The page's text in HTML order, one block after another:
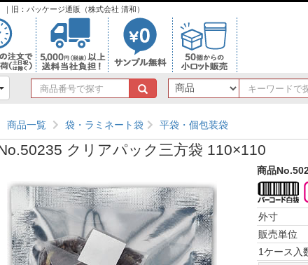
旧：パッケージ通販（株式会社 清和）
商
品
号
で
探
商品一覧 袋・ラミネート袋 平袋・個包装袋
クリアパック三方袋 110×110
商品
外寸
販売単位
1ケース入